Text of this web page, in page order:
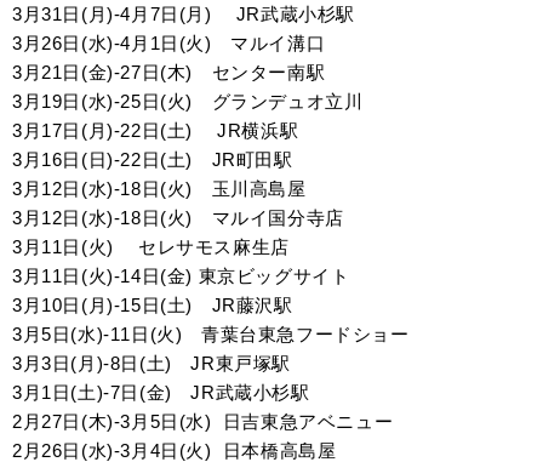
3月31日(月)-4月7日(月) JR武蔵小杉駅
3月26日(水)-4月1日(火) マルイ溝口
3月21日(金)-27日(木) センター南駅
3月19日(水)-25日(火) グランデュオ立川
3月17日(月)-22日(土) JR横浜駅
3月16日(日)-22日(土) JR町田駅
3月12日(水)-18日(火) 玉川高島屋
3月12日(水)-18日(火) マルイ国分寺店
3月11日(火)
セレサモス麻生店
3月11日(火)-14日(金) 東京ビッグサイト
3月10日(月)-15日(土) JR藤沢駅
3月5日(水)-11日(火) 青葉台東急フードショー
3月3日(月)-8日(土)JR東戸塚駅
3月1日(土)-7日(金)JR武蔵小杉駅
2月27日(木)-3月5日(水)
日吉東急アベニュー
2月26日(水)-3月4日(火)
日本橋高島屋